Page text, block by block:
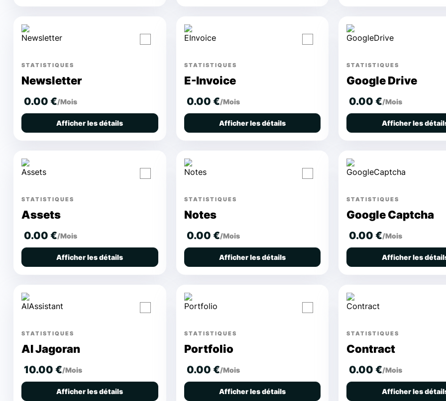
STATISTIQUES
Newsletter
0.00 €/Mois
Afficher les détails
STATISTIQUES
E-Invoice
0.00 €/Mois
Afficher les détails
STATISTIQUES
Google Drive
0.00 €/Mois
Afficher les
STATISTIQUES
Assets
0.00 €/Mois
Afficher les détails
STATISTIQUES
Notes
0.00 €/Mois
Afficher les détails
STATISTIQUES
Google Captcha
0.00 €/Mois
Afficher les
STATISTIQUES
AI Jagoran
10.00 €/Mois
Afficher les détails
STATISTIQUES
Portfolio
0.00 €/Mois
Afficher les détails
STATISTIQUES
Contract
0.00 €/Mois
Afficher les